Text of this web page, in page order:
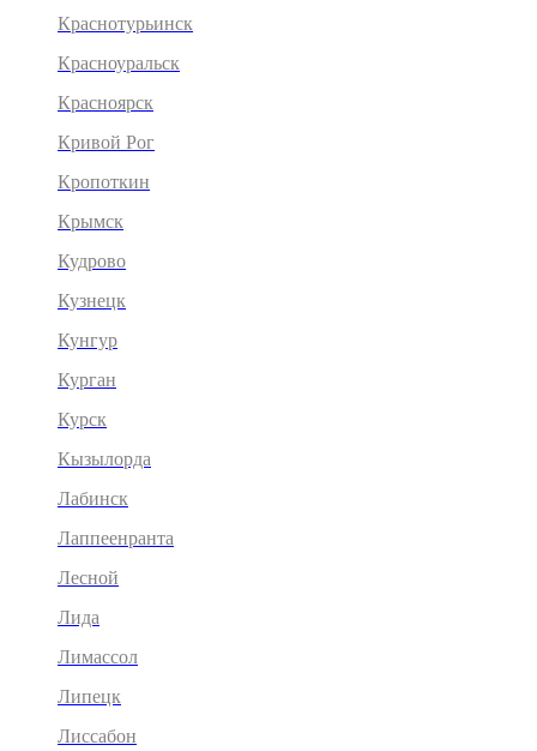
Краснотурьинск
Красноуральск
Красноярск
Кривой Рог
Кропоткин
Крымск
Кудрово
Кузнецк
Кунгур
Курган
Курск
Кызылорда
Лабинск
Лаппеенранта
Лесной
Лида
Лимассол
Липецк
Лиссабон